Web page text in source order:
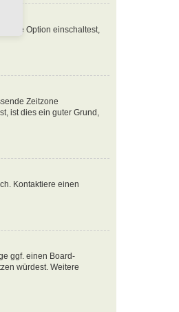
diese Option einschaltest,
Zeitzone
ist dies ein guter Grund,
Kontaktiere einen
ggf. einen Board-
würdest. Weitere